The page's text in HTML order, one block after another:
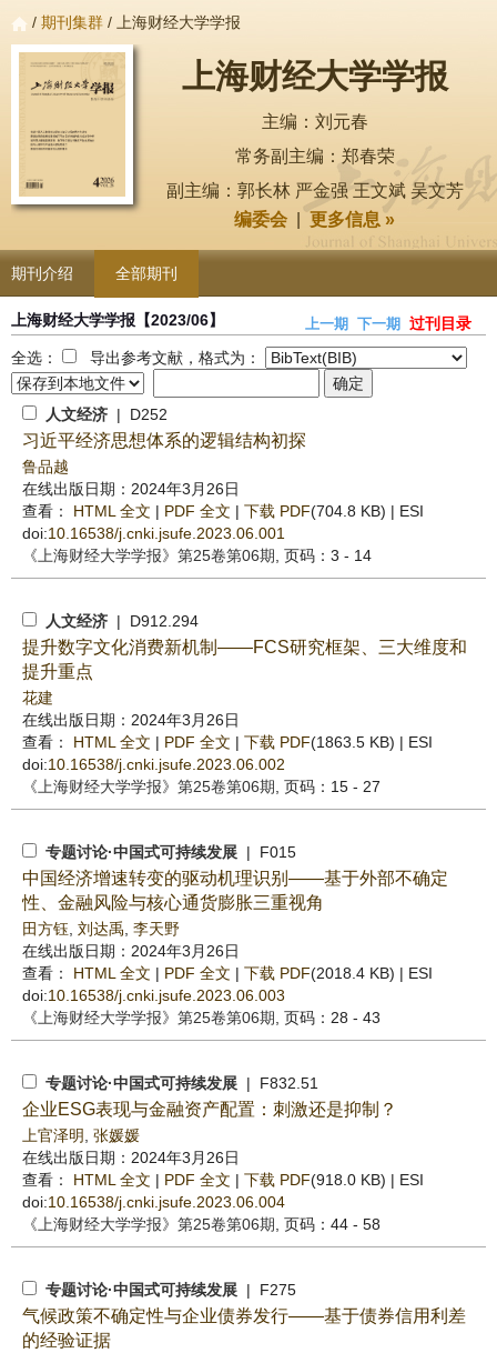
/ 期刊集群 / 上海财经大学学报
上海财经大学学报
主编：刘元春
常务副主编：郑春荣
副主编：郭长林 严金强 王文斌 吴文芳
编委会 |更多信息 »
期刊介绍 全部期刊
上海财经大学学报 【2023/06】 上一期 下一期
过刊目录
全选：
导出参考文献，格式为：
人文经济 | D252
习近平经济思想体系的逻辑结构初探
鲁品越
在线出版日期：2024年3月26日
查看： HTML 全文 | PDF 全文 | 下载 PDF(704.8 KB) | ESI
doi:10.16538/j.cnki.jsufe.2023.06.001
《上海财经大学学报》 第25卷第06期 , 页码：3 - 14
人文经济 | D912.294
提升数字文化消费新机制——FCS研究框架、三大维度和
提升重点
花建
在线出版日期：2024年3月26日
查看： HTML 全文 | PDF 全文 | 下载 PDF(1863.5 KB) | ESI
doi:10.16538/j.cnki.jsufe.2023.06.002
《上海财经大学学报》 第25卷第06期 , 页码：15 - 27
专题讨论·中国式可持续发展 | F015
中国经济增速转变的驱动机理识别——基于外部不确定
性、金融风险与核心通货膨胀三重视角
田方钰 刘达禹 李天野
在线出版日期：2024年3月26日
查看： HTML 全文 | PDF 全文 | 下载 PDF(2018.4 KB) | ESI
doi:10.16538/j.cnki.jsufe.2023.06.003
《上海财经大学学报》 第25卷第06期 , 页码：28 - 43
专题讨论·中国式可持续发展 | F832.51
企业ESG表现与金融资产配置：刺激还是抑制？
上官泽明
张媛媛
在线出版日期：2024年3月26日
查看： HTML 全文 | PDF 全文 | 下载 PDF(918.0 KB) | ESI
doi:10.16538/j.cnki.jsufe.2023.06.004
《上海财经大学学报》 第25卷第06期 , 页码：44 - 58
专题讨论·中国式可持续发展 | F275
气候政策不确定性与企业债券发行——基于债券信用利差
的经验证据